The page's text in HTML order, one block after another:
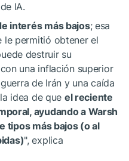
IA.
interés más bajos; esa
le permitió obtener el
destruir su
una inflación superior
de Irán y una caída
idea de que el reciente
ayudando a Warsh
tipos más bajos (o al
", explica